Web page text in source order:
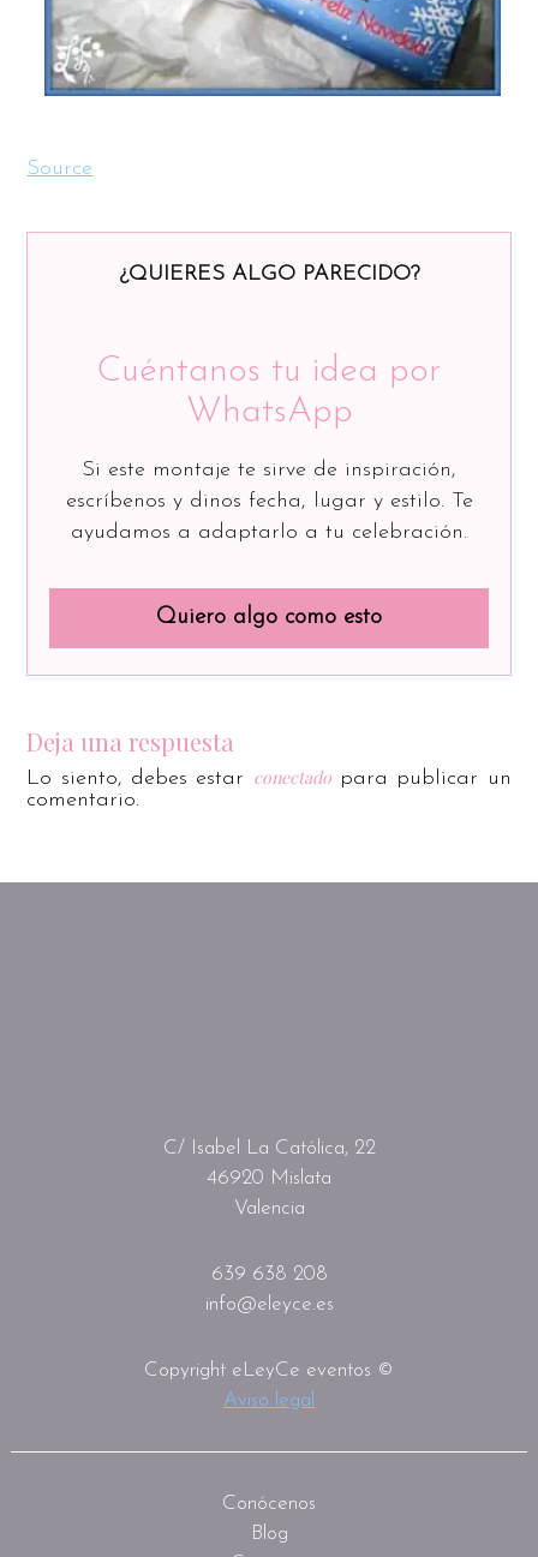
Source
¿QUIERES ALGO PARECIDO?
Cuéntanos tu idea por
WhatsApp
Si este montaje te sirve de inspiración,
escríbenos y dinos fecha, lugar y estilo. Te
ayudamos a adaptarlo a tu celebración.
Quiero algo como esto
Deja una respuesta
Lo siento, debes estar conectadopara publicar un
comentario.
C/ Isabel La Católica, 22
46920 Mislata
Valencia
639 638 208
info@eleyce.es
Copyright eLeyCe eventos ©
Aviso legal
Conócenos
Blog